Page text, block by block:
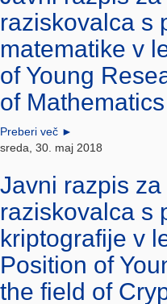
raziskovalca s
matematike v
of Young
of
Preberi več ►
sreda, 30. maj 2018
Javni razpis
raziskovalca s
kriptografije v
Position of
the field of